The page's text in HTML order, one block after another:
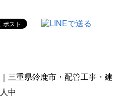
三重県鈴鹿市・配管工事・建
中